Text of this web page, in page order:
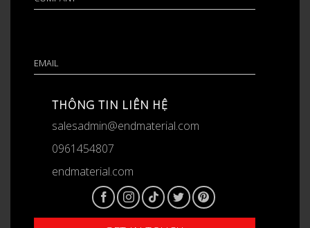
THÔNG TIN LIÊN HỆ
salesadmin@endmaterial.com
0961454807
endmaterial.com